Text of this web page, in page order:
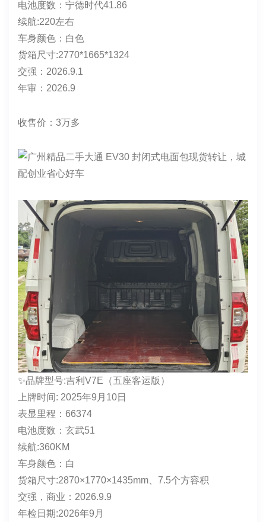
上牌时间: 2021年9月9日
电池度数：宁德时代41.86
续航:220左右
货箱尺寸:2770*1665*1324
交强：2026.9.1
年审：2026.9
收售价：3万多